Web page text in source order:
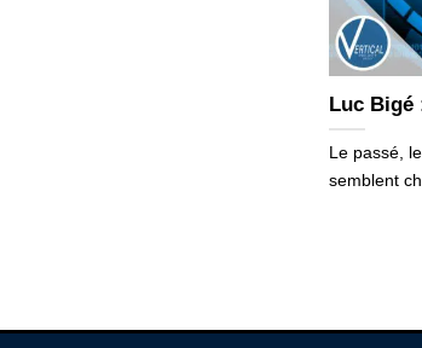
Luc Bigé
Le passé,
semblent